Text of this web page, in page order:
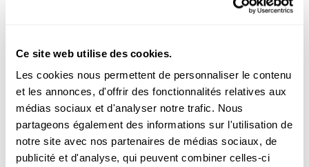
Ce site web utilise des cookies.
Les cookies nous permettent de personnaliser le contenu
et les annonces, d'offrir des fonctionnalités relatives aux
médias sociaux et d'analyser notre trafic. Nous
partageons également des informations sur l'utilisation de
notre site avec nos partenaires de médias sociaux, de
publicité et d'analyse, qui peuvent combiner celles-ci
UN PÔLE D’INNOVATION POUR L’INDUSTRIE
La sécurité et la fiabilité des logiciels pour
automobiles
Recherche au Software Verification and Validation Lab du SnT
SnT,University of Luxembourg